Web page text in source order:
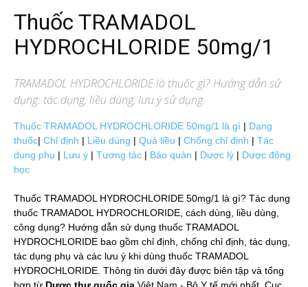
Thuốc TRAMADOL
HYDROCHLORIDE 50mg/1
TRAMADOL HYDROCHLORIDElà thuốc gì? Hướng dẫn sử
dụng: tác dụng, liều dùng, lưu ý sử dụng.
Thuốc TRAMADOL HYDROCHLORIDE 50mg/1 là gì | Dạng
thuốc| Chỉ định | Liều dùng | Quá liều | Chống chỉ định | Tác
dụng phụ | Lưu ý | Tương tác | Bảo quản | Dược lý | Dược động
học
Thuốc TRAMADOL HYDROCHLORIDE 50mg/1 là gì? Tác dụng
thuốc TRAMADOL HYDROCHLORIDE, cách dùng, liều dùng,
công dụng? Hướng dẫn sử dụng thuốc TRAMADOL
HYDROCHLORIDE bao gồm chỉ định, chống chỉ định, tác dụng,
tác dụng phụ và các lưu ý khi dùng thuốc TRAMADOL
HYDROCHLORIDE. Thông tin dưới đây được biên tập và tổng